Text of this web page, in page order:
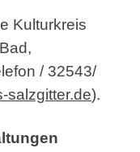
Kulturkreis
/ 32543/
salzgitter.de).